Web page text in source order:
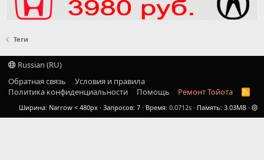
Теги
Russian (RU)
Обратная связь
Условия и правила
Политика конфиденциальности
Помощь Ремонт Тойота
R
S
S
Ширина Запросов 7 Время 0.0712s Память 3.03MB